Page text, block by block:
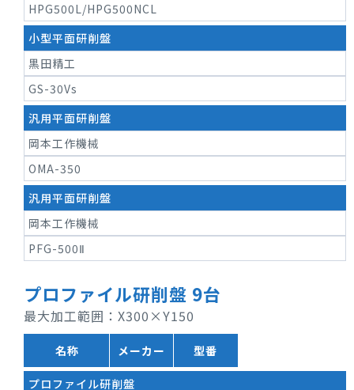
HPG500L/HPG500NCL
小型平面研削盤
黒田精工
GS-30Vs
汎用平面研削盤
岡本工作機械
OMA-350
汎用平面研削盤
岡本工作機械
PFG-500Ⅱ
プロファイル研削盤 9台
最大加工範囲：X300×Y150
名称 メーカー 型番
プロファイル研削盤